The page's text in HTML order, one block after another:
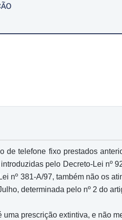
de telefone fixo prestados
pelo Decreto-Lei nº
nº 381-A/97, também não os
determinada pelo nº 2 do
uma prescrição extintiva, e não